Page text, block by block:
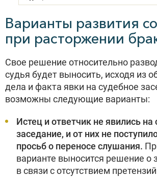
Варианты развития
при расторжении
Свое решение относительно
судья будет выносить, исходя из
дела и факта явки на судебное
возможны следующие варианты:
Истец и ответчик не явились на
заседание, и от них не
просьб о переносе слушания.
варианте выносится решение о
в связи с отсутствием